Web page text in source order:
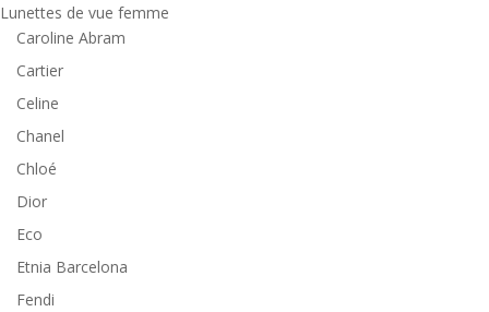
Lunettes de vue femme
Caroline Abram
Cartier
Celine
Chanel
Chloé
Dior
Eco
Etnia Barcelona
Fendi